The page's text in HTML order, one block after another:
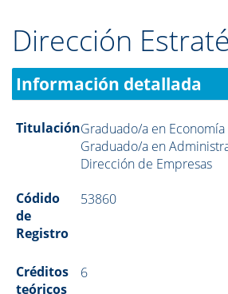
Dirección
Información detallada
TitulaciónGraduado/a en Economía
Graduado/a en
Dirección de Empresas
Códido
de
Registro
53860
Créditos
teóricos
6